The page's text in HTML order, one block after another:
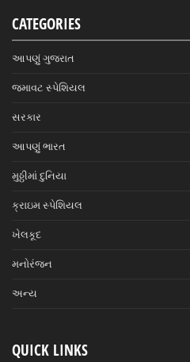
CATEGORIES
આપણું ગુજરાત
જમાવટ સ્પેશિયલ
સરકાર
આપણું ભારત
મુઠ્ઠીમાં દુનિયા
ક્રાઇમ સ્પેશિયલ
ખેલકૂદ
મનોરંજન
અન્ય
QUICK LINKS